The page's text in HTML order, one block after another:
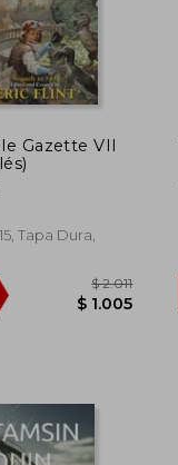
Gazette VII
Tapa Dura,